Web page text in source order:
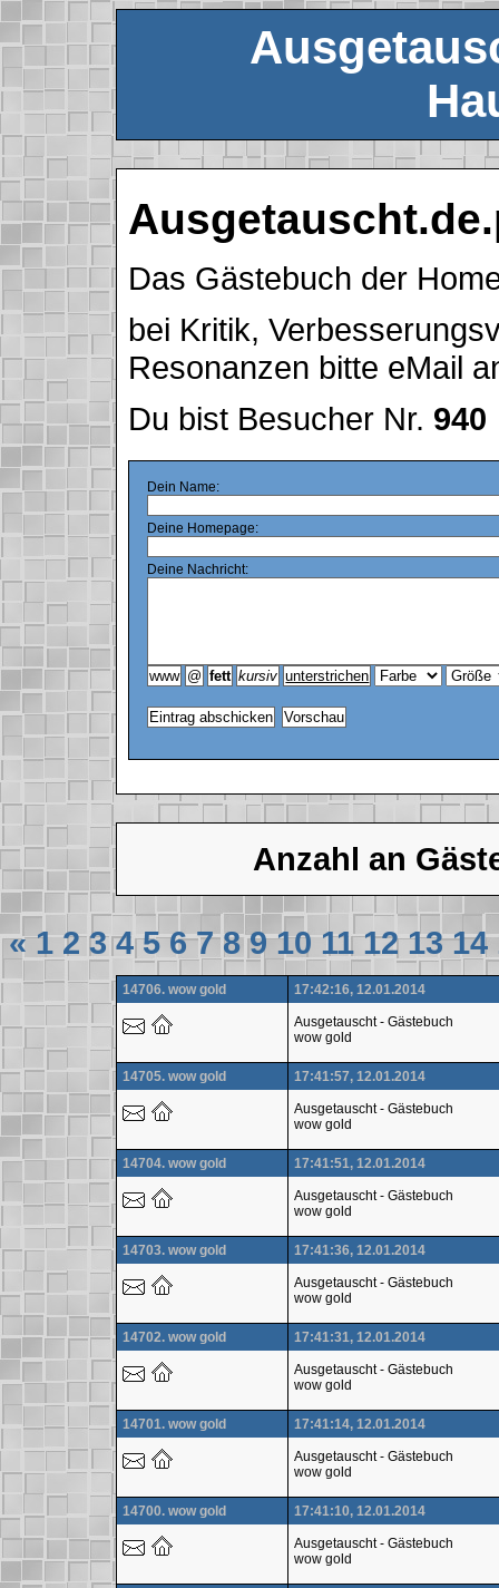
Das Gästebuch der
bei Kritik,
Resonanzen bitte eMail
Du bist Besucher Nr. 940
Dein Name:
Deine Homepage:
Deine Nachricht:
Anzahl an
« 1 2 3 4 5 6 7 8 9 10 11 12 13 14
14706. wow gold 17:42:16, 12.01.2014
Ausgetauscht - Gästebuch
wow gold
14705. wow gold 17:41:57, 12.01.2014
Ausgetauscht - Gästebuch
wow gold
14704. wow gold 17:41:51, 12.01.2014
Ausgetauscht - Gästebuch
wow gold
14703. wow gold 17:41:36, 12.01.2014
Ausgetauscht - Gästebuch
wow gold
14702. wow gold 17:41:31, 12.01.2014
Ausgetauscht - Gästebuch
wow gold
14701. wow gold 17:41:14, 12.01.2014
Ausgetauscht - Gästebuch
wow gold
14700. wow gold 17:41:10, 12.01.2014
Ausgetauscht - Gästebuch
wow gold